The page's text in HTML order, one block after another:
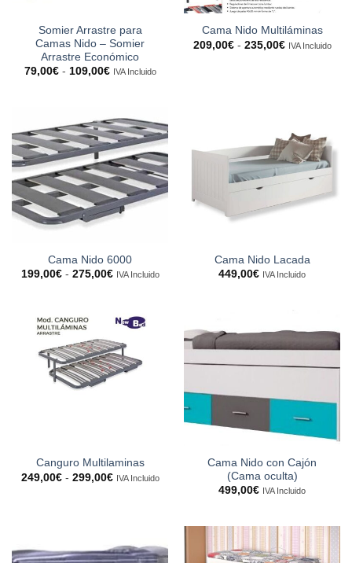
Somier Arrastre para
Camas Nido – Somier
Arrastre Económico
79,00€ - 109,00€Rango
hasta
109,00€
IVA Incluido
Cama Nido Multiláminas
209,00€ - 235,00€Rango
IVA Incluido
Cama Nido 6000
199,00€ - 275,00€Rango
199,00€
hasta
IVA Incluido
Cama Nido Lacada
449,00€ IVA Incluido
Canguro Multilaminas
249,00€ - 299,00€Rango
IVA Incluido
Cama Nido con Cajón
(Cama oculta)
499,00€ IVA Incluido